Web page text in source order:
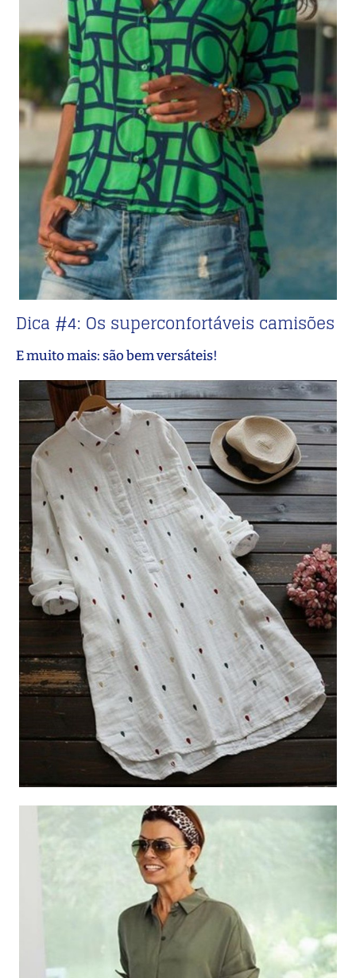
Dica #4: Os superconfortáveis camisões
E muito mais: são bem versáteis!